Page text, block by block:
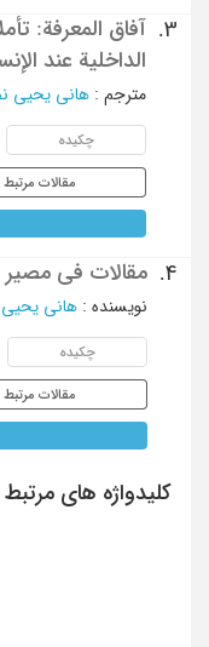
3.
آفاق المعرفة:
الداخلیة عند
مترجم : هانی یحیی
چکیده
مقالات مرتبط
4. مقالات فی مصیر
نویسنده : هانی
چکیده
مقالات مرتبط
کلیدواژه های مرتبط